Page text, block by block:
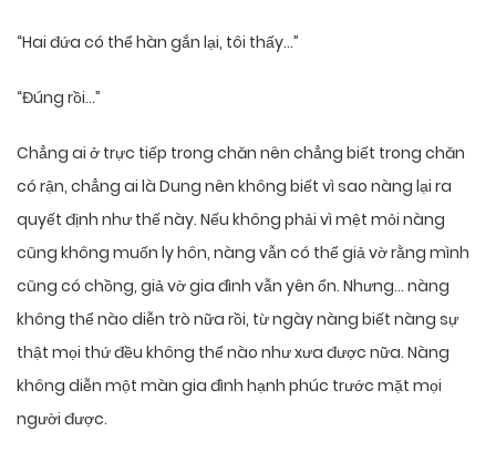
“Hai đứa có thể hàn gắn lại, tôi thấy…”
“Đúng rồi…”
Chẳng ai ở trực tiếp trong chăn nên chẳng biết trong chăn
có rận, chẳng ai là Dung nên không biết vì sao nàng lại ra
quyết định như thế này. Nếu không phải vì mệt mỏi nàng
cũng không muốn ly hôn, nàng vẫn có thể giả vờ rằng mình
cũng có chồng, giả vờ gia đình vẫn yên ổn. Nhưng… nàng
không thể nào diễn trò nữa rồi, từ ngày nàng biết nàng sự
thật mọi thứ đều không thể nào như xưa được nữa. Nàng
không diễn một màn gia đình hạnh phúc trước mặt mọi
người được.